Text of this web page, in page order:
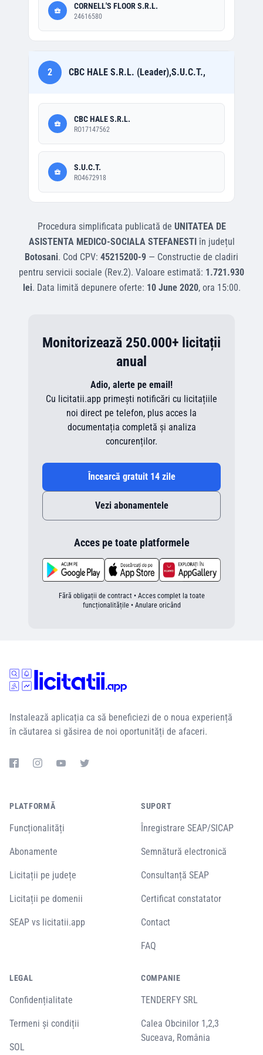
CORNELL'S FLOOR S.R.L.
24616580
2 CBC HALE S.R.L. (Leader),S.U.C.T.,
CBC HALE S.R.L.
RO17147562
S.U.C.T.
RO4672918
Procedura simplificata publicată de UNITATEA DE
ASISTENTA MEDICO-SOCIALA STEFANESTIîn județul
Botosani. Cod CPV: 45215200-9 — Constructie de cladiri
pentru servicii sociale (Rev.2). Valoare estimată: 1.721.930
lei. Data limită depunere oferte: 10 June 2020, ora 15:00.
Monitorizează 250.000+ licitații
anual
Adio, alerte pe email!
Cu licitatii.app primești notificări cu licitațiile
noi direct pe telefon, plus acces la
documentația completă și analiza
concurenților.
Încearcă gratuit 14 zile
Vezi abonamentele
Acces pe toate platformele
Fără obligații de contract • Acces complet la toate
funcționalitățile • Anulare oricând
Instalează aplicația ca să beneficiezi de o noua experiență
în căutarea si găsirea de noi oportunități de afaceri.
PLATFORMĂ
Funcționalități
Abonamente
Licitații pe județe
Licitații pe domenii
SEAP vs licitatii.app
SUPORT
Înregistrare SEAP/SICAP
Semnătură electronică
Consultanță SEAP
Certificat constatator
Contact
FAQ
LEGAL
Confidențialitate
Termeni și condiții
SOL
COMPANIE
TENDERFY SRL
Calea Obcinilor 1,2,3
Suceava, România